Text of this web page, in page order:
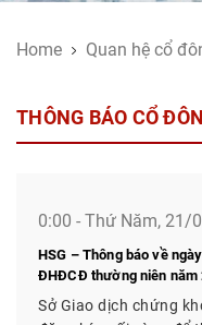
Home Quan hệ cổ
THÔNG BÁO CỔ
0:00 - Thứ Năm, 21/
HSG – Thông báo về
ĐHĐCĐ thường niên năm
Sở Giao dịch chứng